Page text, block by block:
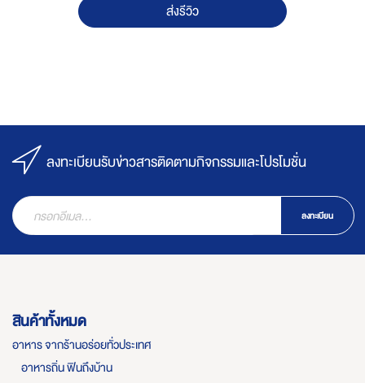
ส่งรีวิว
ลงทะเบียนรับข่าวสารติดตามกิจกรรมและโปรโมชั่น
ลงทะเบียน
สินค้าทั้งหมด
อาหาร จากร้านอร่อยทั่วประเทศ
อาหารถิ่น ฟินถึงบ้าน